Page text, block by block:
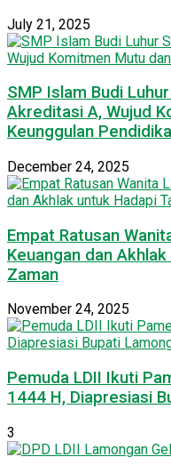
July 21, 2025
SMP Islam Budi
Akreditasi A, Wujud
Keunggulan
December 24, 2025
Empat Ratusan
Keuangan dan
Zaman
November 24, 2025
Pemuda LDII Ikuti
1444 H, Diapresiasi
3